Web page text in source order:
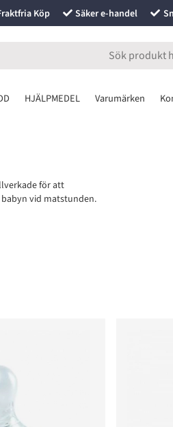
Köp Säker e-handel
HJÄLPMEDEL Varumärken
för att
vid matstunden.